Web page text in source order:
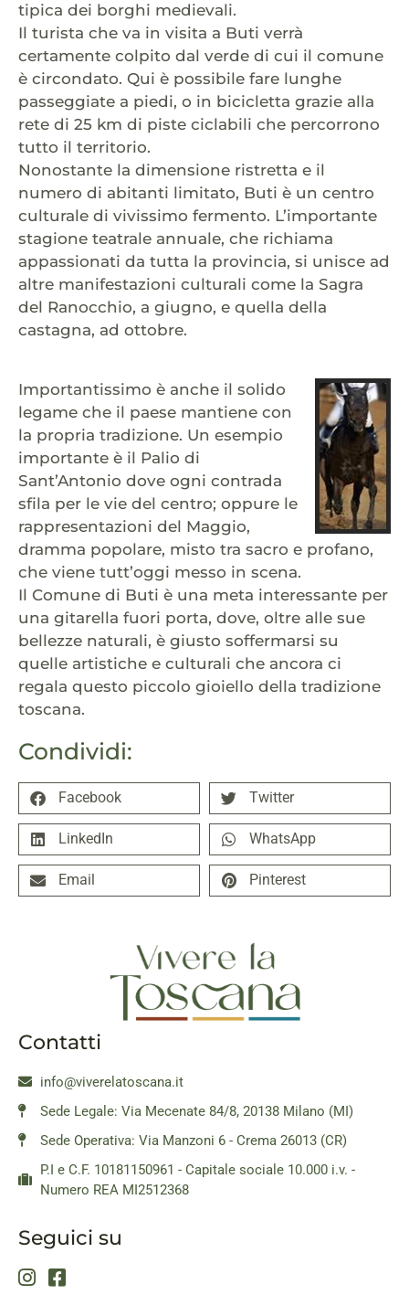
Condividi:
Facebook Twitter
LinkedIn WhatsApp
Email Pinterest
tipica dei borghi medievali.
Il turista che va in visita a Buti verrà
certamente colpito dal verde di cui il comune
è circondato. Qui è possibile fare lunghe
passeggiate a piedi, o in bicicletta grazie alla
rete di 25 km di piste ciclabili che percorrono
tutto il territorio.
Nonostante la dimensione ristretta e il
numero di abitanti limitato, Buti è un centro
culturale di vivissimo fermento. L’importante
stagione teatrale annuale, che richiama
appassionati da tutta la provincia, si unisce ad
altre manifestazioni culturali come la Sagra
del Ranocchio, a giugno, e quella della
castagna, ad ottobre.
Importantissimo è anche il solido
legame che il paese mantiene con
la propria tradizione. Un esempio
importante è il Palio di
Sant’Antonio dove ogni contrada
sfila per le vie del centro; oppure le
rappresentazioni del Maggio,
dramma popolare, misto tra sacro e profano,
che viene tutt’oggi messo in scena.
Il Comune di Buti è una meta interessante per
una gitarella fuori porta, dove, oltre alle sue
bellezze naturali, è giusto soffermarsi su
quelle artistiche e culturali che ancora ci
regala questo piccolo gioiello della tradizione
toscana.
Contatti
info@viverelatoscana.it
Sede Legale: Via Mecenate 84/8, 20138 Milano (MI)
Sede Operativa: Via Manzoni 6 - Crema 26013 (CR)
P.I e C.F. 10181150961 - Capitale sociale 10.000 i.v. -
Numero REA MI2512368
Seguici su